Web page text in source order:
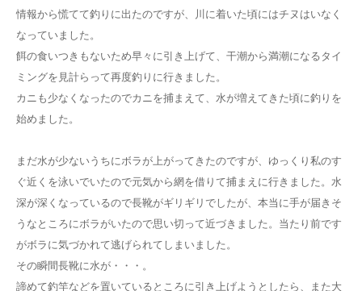
情報から慌てて釣りに出たのですが、川に着いた頃にはチヌはいなく
なっていました。
餌の食いつきもないため早々に引き上げて、干潮から満潮になるタイ
ミングを見計らって再度釣りに行きました。
カニも少なくなったのでカニを捕まえて、水が増えてきた頃に釣りを
始めました。
まだ水が少ないうちにボラが上がってきたのですが、ゆっくり私のす
ぐ近くを泳いでいたので元気から網を借りて捕まえに行きました。水
深が深くなっているので長靴がギリギリでしたが、本当に手が届きそ
うなところにボラがいたので思い切って近づきました。当たり前です
がボラに気づかれて逃げられてしまいました。
その瞬間長靴に水が・・・。
諦めて釣竿などを置いているところに引き上げようとしたら、また大